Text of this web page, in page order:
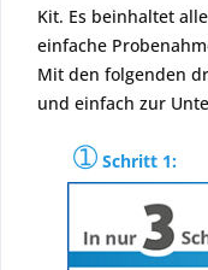
Kit. Es beinhaltet
einfache
Mit den folgenden
und einfach zur
➀ Schritt 1: